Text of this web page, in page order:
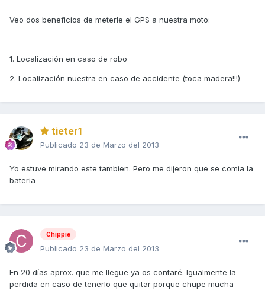
Veo dos beneficios de meterle el GPS a nuestra moto:
1. Localización en caso de robo
2. Localización nuestra en caso de accidente (toca madera!!!)
tieter1
Publicado 23 de Marzo del 2013
Yo estuve mirando este tambien. Pero me dijeron que se comia la
bateria
Chippie
Publicado 23 de Marzo del 2013
En 20 días aprox. que me llegue ya os contaré. Igualmente la
perdida en caso de tenerlo que quitar porque chupe mucha